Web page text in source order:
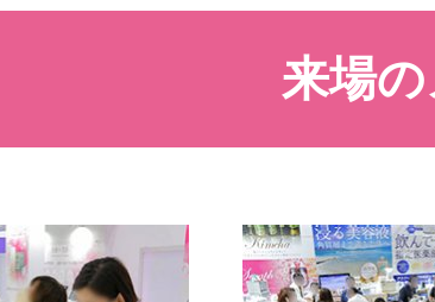
来場